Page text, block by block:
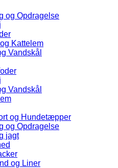
og Opdragelse
Kattelem
Vandskål
Vandskål
og Hundetæpper
og Opdragelse
jagt
og Liner